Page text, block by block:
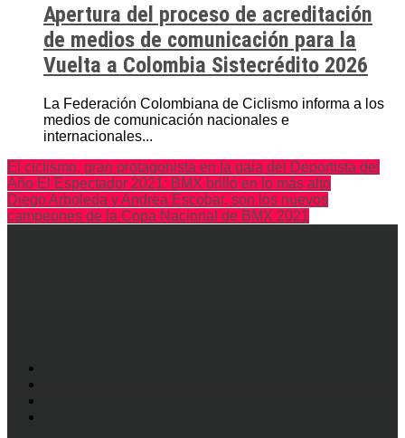
Apertura del proceso de acreditación
de medios de comunicación para la
Vuelta a Colombia Sistecrédito 2026
La Federación Colombiana de Ciclismo informa a los
medios de comunicación nacionales e
internacionales...
El ciclismo, gran protagonista en la gala del Deportista del
Año El Espectador 2021: BMX brilló en lo más alto
Diego Arboleda y Andrea Escobar, son los nuevos
campeones de la Copa Nacional de BMX 2021